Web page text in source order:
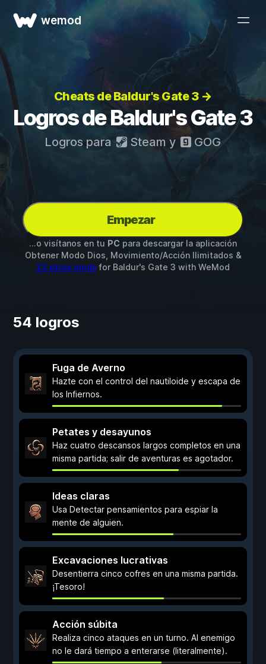
wemod
Cheats de Baldur's Gate 3 →
Logros de Baldur's Gate 3
Logros para Steam y GOG
Empezar
...o visítanos en tu PC para descargar la aplicación
Obtener Modo Dios, Movimiento/Acción Ilimitados &
23 otros mods for Baldur's Gate 3 with WeMod
54 logros
Fuga de Averno
Hazte con el control del nautiloide y escapa de
los Infiernos.
Petates y desayunos
Haz cuatro descansos largos completos en una
misma partida; salir de aventuras es agotador.
Ideas claras
Usa Detectar pensamientos para espiar la
mente de alguien.
Excavaciones lucrativas
Desentierra cinco cofres en una misma partida.
¡Tesoro!
Acción súbita
Realiza cinco ataques en un turno. Al enemigo
no le dará tiempo a enterarse (literalmente).